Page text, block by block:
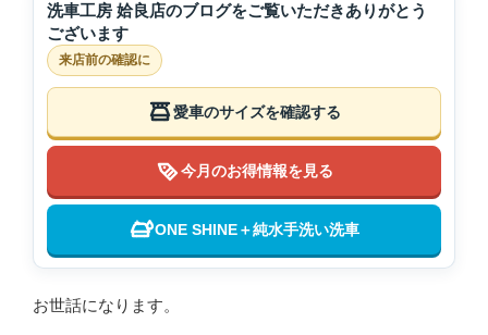
洗車工房 姶良店のブログをご覧いただきありがとう
ございます
来店前の確認に
愛車のサイズを確認する
今月のお得情報を見る
ONE SHINE＋純水手洗い洗車
お世話になります。